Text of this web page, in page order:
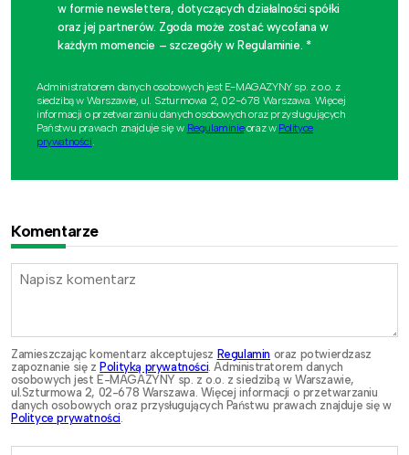
w formie newslettera, dotyczących działalności spółki
oraz jej partnerów. Zgoda może zostać wycofana w
każdym momencie – szczegóły w Regulaminie. *
Administratorem danych osobowych jest E-MAGAZYNY sp. z o.o. z
siedzibą w Warszawie, ul. Szturmowa 2, 02-678 Warszawa. Więcej
informacji o przetwarzaniu danych osobowych oraz przysługujących
Państwu prawach znajduje się w Regulaminieoraz w Polityce
prywatności.
Komentarze
Zamieszczając komentarz akceptujesz Regulamin oraz potwierdzasz
zapoznanie się zPolityką prywatności . Administratorem danych
osobowych jest E-MAGAZYNY sp. z o.o. z siedzibą w Warszawie,
ul.Szturmowa 2, 02-678 Warszawa. Więcej informacji o przetwarzaniu
danych osobowych oraz przysługujących Państwu prawach znajduje się w
Polityce prywatności